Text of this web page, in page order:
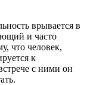
врывается в
и часто
что человек,
к
с ними он